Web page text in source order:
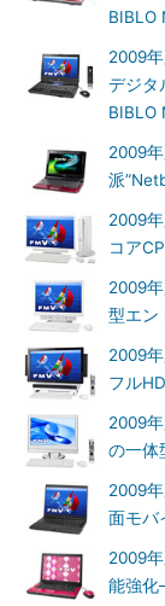
BIBLO
2009
デジタ
BIBLO
2009
派
2009
コア
2009
型エン
2009
フル
2009
の一体
2009
面モバ
2009
能強化